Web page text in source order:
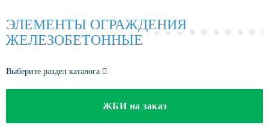
ЭЛЕМЕНТЫ ОГРАЖДЕНИЯ
ЖЕЛЕЗОБЕТОННЫЕ
Выберите раздел каталога
ЖБИ на заказ